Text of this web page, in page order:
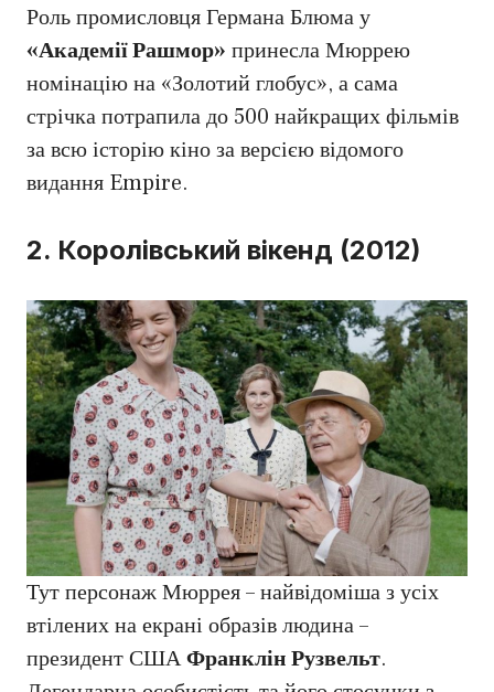
Роль промисловця Германа Блюма у
«Академії Рашмор» принесла Мюррею
номінацію на «Золотий глобус», а сама
стрічка потрапила до 500 найкращих фільмів
за всю історію кіно за версією відомого
видання Empire.
2. Королівський вікенд (2012)
Тут персонаж Мюррея – найвідоміша з усіх
втілених на екрані образів людина –
президент СШАФранклін Рузвельт.